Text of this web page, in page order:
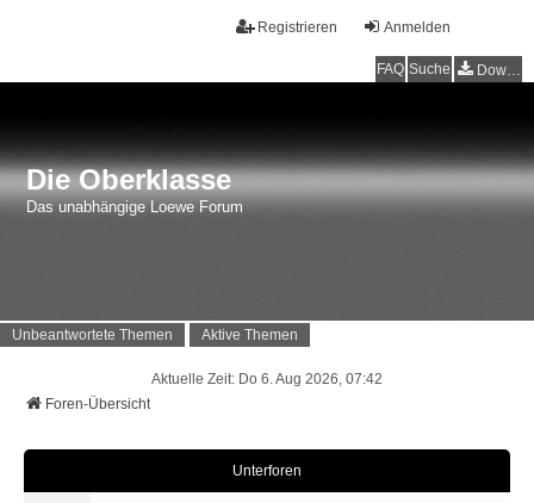
Anmelden
Registrieren
FAQ Suche Downloads
Die Oberklasse
Das unabhängige Loewe Forum
Unbeantwortete Themen Aktive Themen
Aktuelle Zeit: Do 6. Aug 2026, 07:42
Foren-Übersicht
Unterforen